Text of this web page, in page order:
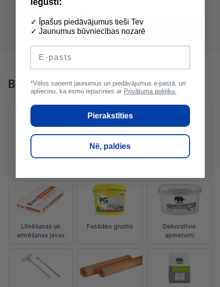
2233 5731
Zvanīt Druvis
Blakus kategorijas
Fasādes
putuplasts
veidņi un
Līmēšanas un
armēšanas javas
Fasādes gruntis
Dekoratīvie
apmetumi
iegūsti:
✓ Īpašus piedāvājumus tieši Tev
✓ Jaunumus būvniecības nozarē
*Vēlos saņemt jaunumus un piedāvājumus e-pastā, un
apliecinu, ka esmu iepazinies ar Privātuma politiku.
Pierakstīties
Nē, paldies